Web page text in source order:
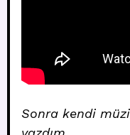
Sonra kendi